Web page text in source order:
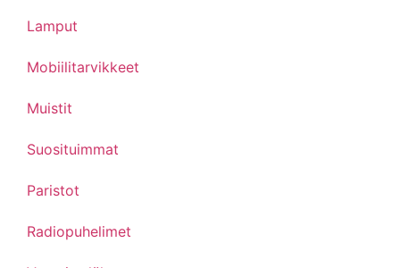
Lamput
Mobiilitarvikkeet
Muistit
Suosituimmat
Paristot
Radiopuhelimet